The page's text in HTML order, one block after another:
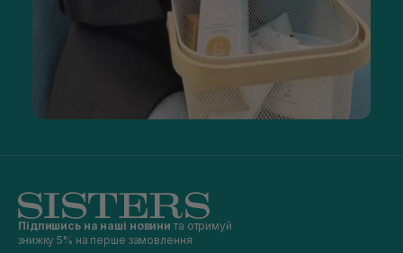
Підпишись на наші новини та отримуй
знижку 5% на перше замовлення